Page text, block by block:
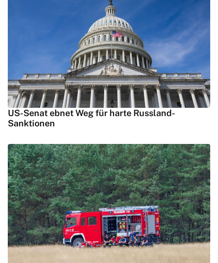
US-Senat ebnet Weg für harte Russland-
Sanktionen